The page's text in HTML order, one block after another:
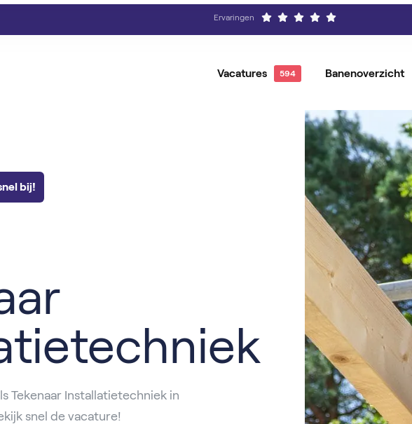
Ervaringen
Vacatures
Vacatures per locatie
Vacature-alert
Banenoverzicht
Magazijnmedewerker
bij!
Tekenaar Installatietechniek in
snel de vacature!